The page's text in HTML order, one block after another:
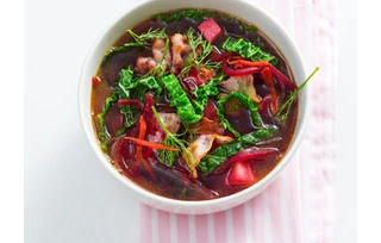
ir pusryčiams, ir pietų dėžutei, ir iškylai.